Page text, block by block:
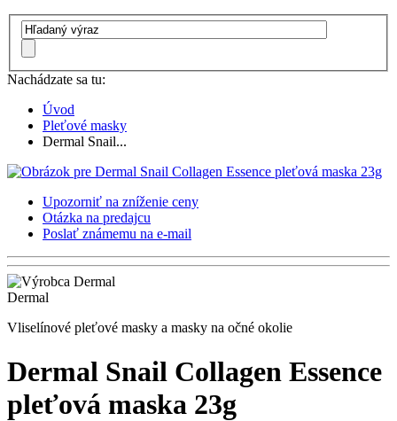
Nachádzate sa tu:
Úvod
Pleťové masky
Dermal Snail...
Upozorniť na zníženie ceny
Otázka na predajcu
Poslať známemu na e-mail
Dermal
Vliselínové pleťové masky a masky na očné okolie
Dermal Snail Collagen Essence
pleťová maska 23g